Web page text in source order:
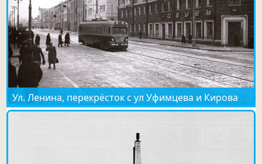
Ул. Ленина, перекрёсток с ул Уфимцева и Кирова